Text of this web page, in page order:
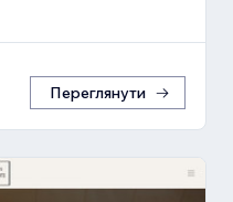
Переглянути